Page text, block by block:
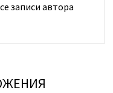
записи автора